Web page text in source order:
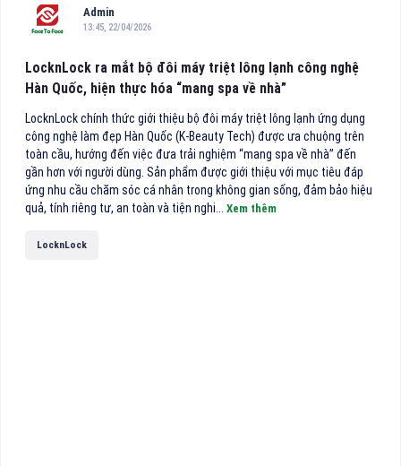
Admin
13:45, 22/04/2026
LocknLock ra mắt bộ đôi máy triệt lông lạnh công nghệ
Hàn Quốc, hiện thực hóa “mang spa về nhà”
LocknLock chính thức giới thiệu bộ đôi máy triệt lông lạnh ứng dụng
công nghệ làm đẹp Hàn Quốc (K-Beauty Tech) được ưa chuộng trên
toàn cầu, hướng đến việc đưa trải nghiệm “mang spa về nhà” đến
gần hơn với người dùng. Sản phẩm được giới thiệu với mục tiêu đáp
ứng nhu cầu chăm sóc cá nhân trong không gian sống, đảm bảo hiệu
quả, tính riêng tư, an toàn và tiện nghi... Xem thêm
LocknLock